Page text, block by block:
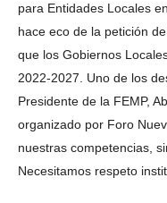
para Entidades Locales
hace eco de la petición
que los Gobiernos
2022-2027. Uno de los
Presidente de la FEMP,
organizado por Foro
nuestras competencias,
Necesitamos respeto